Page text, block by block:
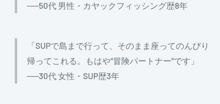
──50代 男性・カヤックフィッシング歴8年
「SUPで島まで行って、そのまま座ってのんびり
帰ってこれる。もはや“冒険パートナー”です」
──30代 女性・SUP歴3年